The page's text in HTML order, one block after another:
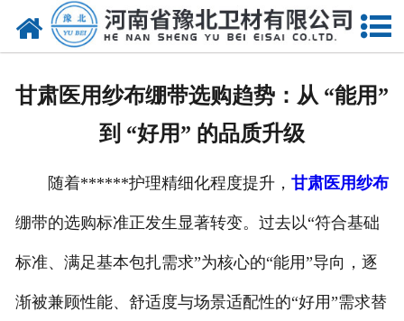
网站首页
厂房设备
人才招聘
甘肃医用纱布绷带选购趋势：从 “能用”
到 “好用” 的品质升级
随着******护理精细化程度提升， 甘肃医用纱布
绷带的选购标准正发生显著转变。过去以“符合基础
标准、满足基本包扎需求”为核心的“能用”导向，逐
渐被兼顾性能、舒适度与场景适配性的“好用”需求替